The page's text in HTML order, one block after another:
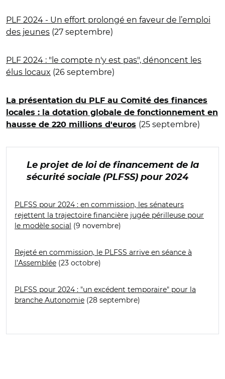
PLF 2024 - Un effort prolongé en faveur de l’emploi
des jeunes (27 septembre)
PLF 2024 : "le compte n'y est pas", dénoncent les
élus locaux (26 septembre)
La présentation du PLF au Comité des finances
locales : la dotation globale de fonctionnement en
hausse de 220 millions d'euros (25 septembre)
Le projet de loi de financement de la
sécurité sociale (PLFSS) pour 2024
PLFSS pour 2024 : en commission, les sénateurs
rejettent la trajectoire financière jugée périlleuse pour
le modèle social (9 novembre)
Rejeté en commission, le PLFSS arrive en séance à
l’Assemblée (23 octobre)
PLFSS pour 2024 : "un excédent temporaire" pour la
branche Autonomie (28 septembre)